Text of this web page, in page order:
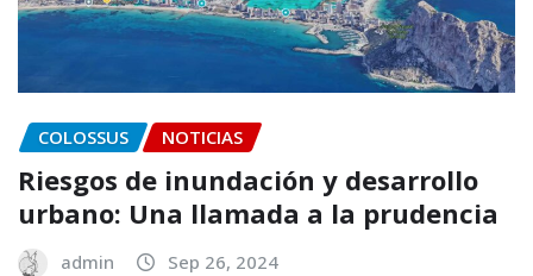
COLOSSUS NOTICIAS
Riesgos de inundación y desarrollo
urbano: Una llamada a la prudencia
admin Sep 26, 2024